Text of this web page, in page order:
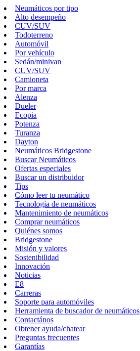
Neumáticos por tipo
Alto desempeño
CUV/SUV
Todoterreno
Automóvil
Por vehículo
Sedán/minivan
CUV/SUV
Camioneta
Por marca
Alenza
Dueler
Ecopia
Potenza
Turanza
Dayton
Neumáticos Bridgestone
Buscar Neumáticos
Ofertas especiales
Buscar un distribuidor
Tips
Cómo leer tu neumático
Tecnología de neumáticos
Mantenimiento de neumáticos
Comprar neumáticos
Quiénes somos
Bridgestone
Misión y valores
Sostenibilidad
Innovación
Noticias
E8
Carreras
Soporte para automóviles
Herramienta de buscador de neumáticos
Contactános
Obtener ayuda/chatear
Preguntas frecuentes
Garantías